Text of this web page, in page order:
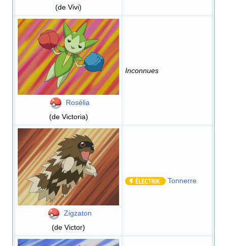
(de Vivi)
Rosélia
(de Victoria)
Inconnues
Zigzaton
(de Victor)
Tonnerre